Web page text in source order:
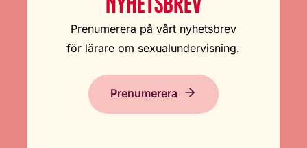
Prenumerera på vårt nyhetsbrev
för lärare om sexualundervisning.
Prenumerera